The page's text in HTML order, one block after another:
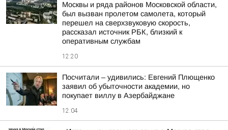
Москвы и ряда районов Московской области,
был вызван пролетом самолета, который
перешел на сверхзвуковую скорость,
рассказал источник РБК, близкий к
оперативным службам
12:20
Посчитали – удивились: Евгений Плющенко
заявил об убыточности академии, но
покупает виллу в Азербайджане
12:04